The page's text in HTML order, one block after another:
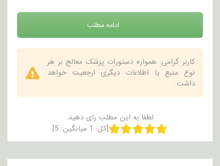
ادامه مطلب
کاربر گرامی: همواره دستورات پزشک معالج بر هر
نوع منبع یا اطلاعات دیگری ارجعیت خواهد
داشت.
لطفا به این مطلب رای دهید.
[کل: 1 میانگین: 5
]